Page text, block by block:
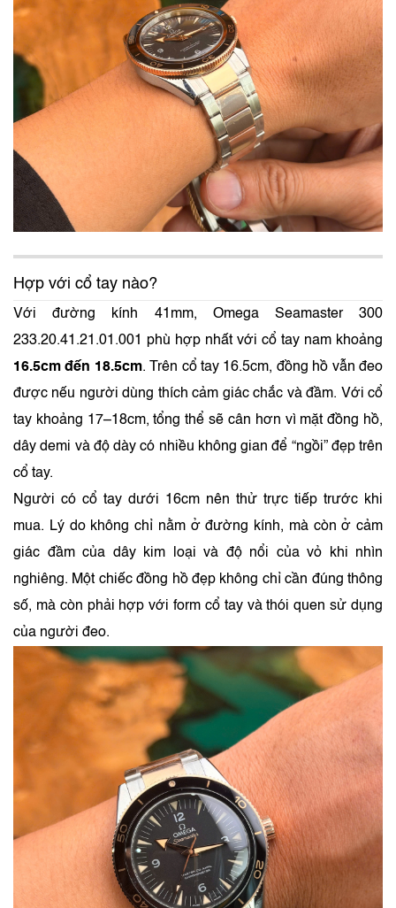
Hợp với cổ tay nào?
Với đường kính 41mm, Omega Seamaster 300
233.20.41.21.01.001 phù hợp nhất với cổ tay nam khoảng
16.5cm đến 18.5cm. Trên cổ tay 16.5cm, đồng hồ vẫn đeo
được nếu người dùng thích cảm giác chắc và đầm. Với cổ
tay khoảng 17–18cm, tổng thể sẽ cân hơn vì mặt đồng hồ,
dây demi và độ dày có nhiều không gian để “ngồi” đẹp trên
cổ tay.
Người có cổ tay dưới 16cm nên thử trực tiếp trước khi
mua. Lý do không chỉ nằm ở đường kính, mà còn ở cảm
giác đầm của dây kim loại và độ nổi của vỏ khi nhìn
nghiêng. Một chiếc đồng hồ đẹp không chỉ cần đúng thông
số, mà còn phải hợp với form cổ tay và thói quen sử dụng
của người đeo.